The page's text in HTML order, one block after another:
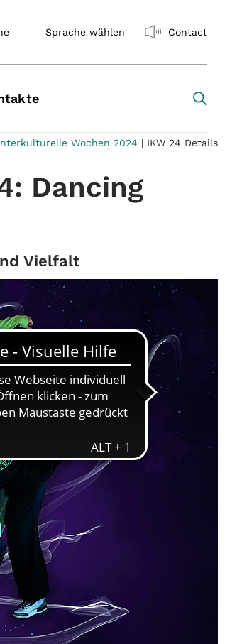
Sprache wählen Contact
Wochen 2024 | IKW 24 Details
Dancing
Vielfalt